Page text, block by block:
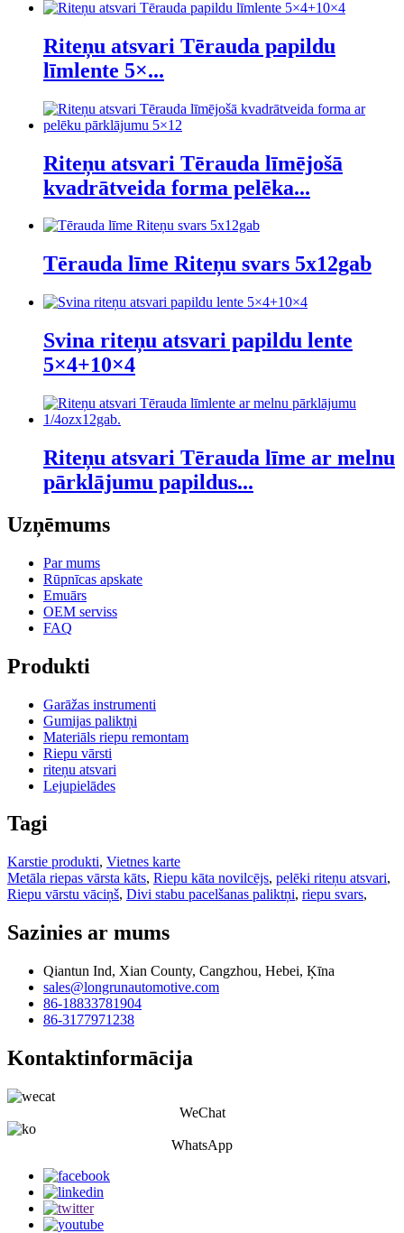
Riteņu atsvari Tērauda papildu
līmlente 5×...
Riteņu atsvari Tērauda līmējošā
kvadrātveida forma pelēka...
Tērauda līme Riteņu svars 5x12gab
Svina riteņu atsvari papildu lente
5×4+10×4
Riteņu atsvari Tērauda līme ar melnu
pārklājumu papildus...
Uzņēmums
Par mums
Rūpnīcas apskate
Emuārs
OEM serviss
FAQ
Produkti
Garāžas instrumenti
Gumijas paliktņi
Materiāls riepu remontam
Riepu vārsti
riteņu atsvari
Lejupielādes
Tagi
Karstie produkti, Vietnes karte
Metāla riepas vārsta kāts, Riepu kāta novilcējs, pelēki riteņu atsvari,
Riepu vārstu vāciņš, Divi stabu pacelšanas paliktņi, riepu svars,
Sazinies ar mums
Qiantun Ind, Xian County, Cangzhou, Hebei, Ķīna
sales@longrunautomotive.com
86-18833781904
86-3177971238
Kontaktinformācija
WeChat
WhatsApp